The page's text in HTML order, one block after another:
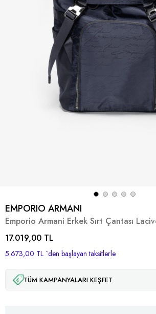
EMPORIO ARMANI
Emporio Armani Erkek Sırt Çantası
17.019,00 TL
5.673,00 TL `den başlayan taksitlerle
TÜM KAMPANYALARI KEŞFET